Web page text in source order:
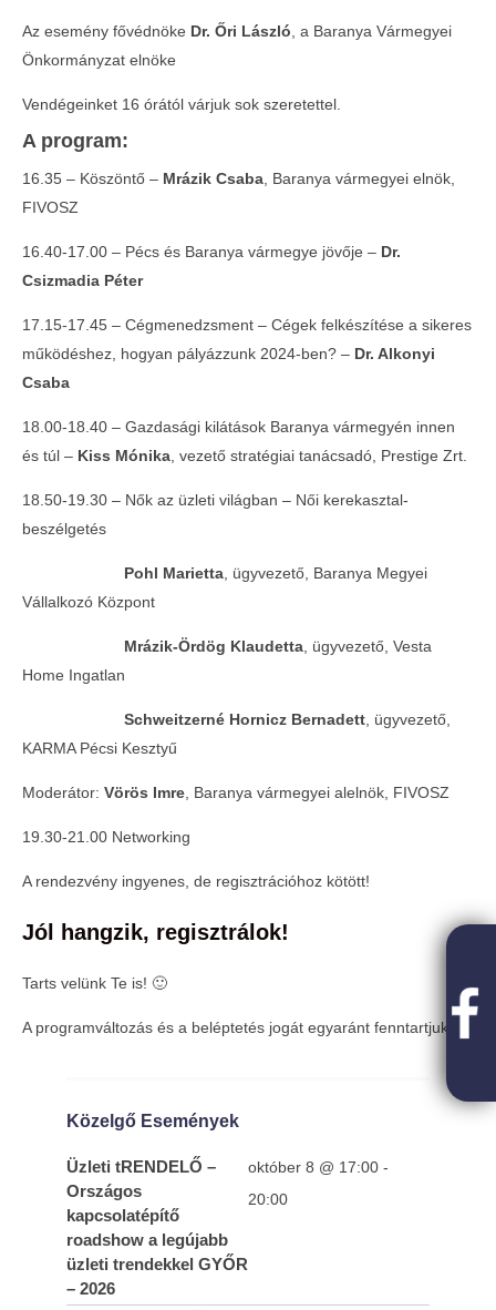
Baranya Business Summit
2024-
Az esemény fővédnöke Dr. Őri László, a Baranya Vármegyei
Önkormányzat elnöke
Vendégeinket 16 órától várjuk sok szeretettel.
A program:
16.35 – Köszöntő – Mrázik Csaba, Baranya vármegyei elnök,
FIVOSZ
16.40-17.00 – Pécs és Baranya vármegye jövője – Dr.
Csizmadia Péter
17.15-17.45 – Cégmenedzsment – Cégek felkészítése a sikeres
működéshez, hogyan pályázzunk 2024-ben? – Dr. Alkonyi
Csaba
18.00-18.40 – Gazdasági kilátások Baranya vármegyén innen
és túl – Kiss Mónika, vezető stratégiai tanácsadó, Prestige Zrt.
18.50-19.30 – Nők az üzleti világban – Női kerekasztal-
beszélgetés
Pohl Marietta, ügyvezető, Baranya Megyei
Vállalkozó Központ
Mrázik-Ördög Klaudetta, ügyvezető, Vesta
Home Ingatlan
Schweitzerné Hornicz Bernadett, ügyvezető,
KARMA Pécsi Kesztyű
Moderátor: Vörös Imre, Baranya vármegyei alelnök, FIVOSZ
19.30-21.00 Networking
A rendezvény ingyenes, de regisztrációhoz kötött!
Jól hangzik, regisztrálok!
Tarts velünk Te is! 🙂
A programváltozás és a beléptetés jogát egyaránt fenntartjuk.
Közelgő Események
Üzleti tRENDELŐ –
Országos
kapcsolatépítő
roadshow a legújabb
üzleti trendekkel GYŐR
– 2026
október 8 @ 17:00 -
20:00